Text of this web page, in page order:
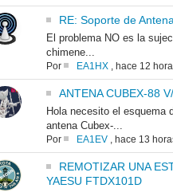
RE: Soporte de
El problema NO es la
chimene...
Por EA1HX, hace 12
ANTENA CUBEX-88
Hola necesito el esquema
antena Cubex-...
Por EA1EV, hace 13
REMOTIZAR UNA
YAESU FTDX101D